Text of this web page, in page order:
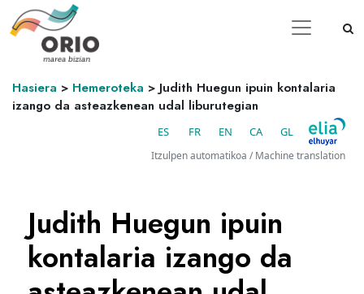
Hasiera > Hemeroteka >Judith Huegun ipuin kontalaria
izango da asteazkenean udal liburutegian
ES FR EN CA GL
Itzulpen automatikoa / Machine translation
Judith Huegun ipuin
kontalaria izango da